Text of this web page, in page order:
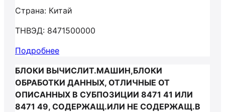
Страна: Китай
ТНВЭД: 8471500000
Подробнее
БЛОКИ ВЫЧИСЛИТ.МАШИН,БЛОКИ
ОБРАБОТКИ ДАННЫХ, ОТЛИЧНЫЕ ОТ
ОПИСАННЫХ В СУБПОЗИЦИИ 8471 41 ИЛИ
8471 49, СОДЕРЖАЩ.ИЛИ НЕ СОДЕРЖАЩ.В